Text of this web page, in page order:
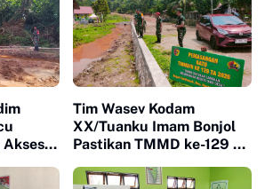
Akses
Tim Wasev Kodam
XX/Tuanku Imam Bonjol
Pastikan TMMD ke-129 di
Sasaran dan Berkualitas